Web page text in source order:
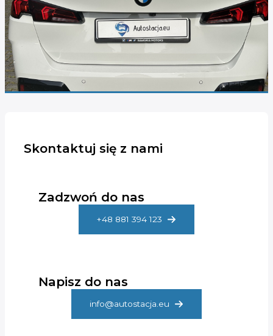
Skontaktuj się z nami
Zadzwoń do nas
+48 881 394 123
Napisz do nas
info@autostacja.eu